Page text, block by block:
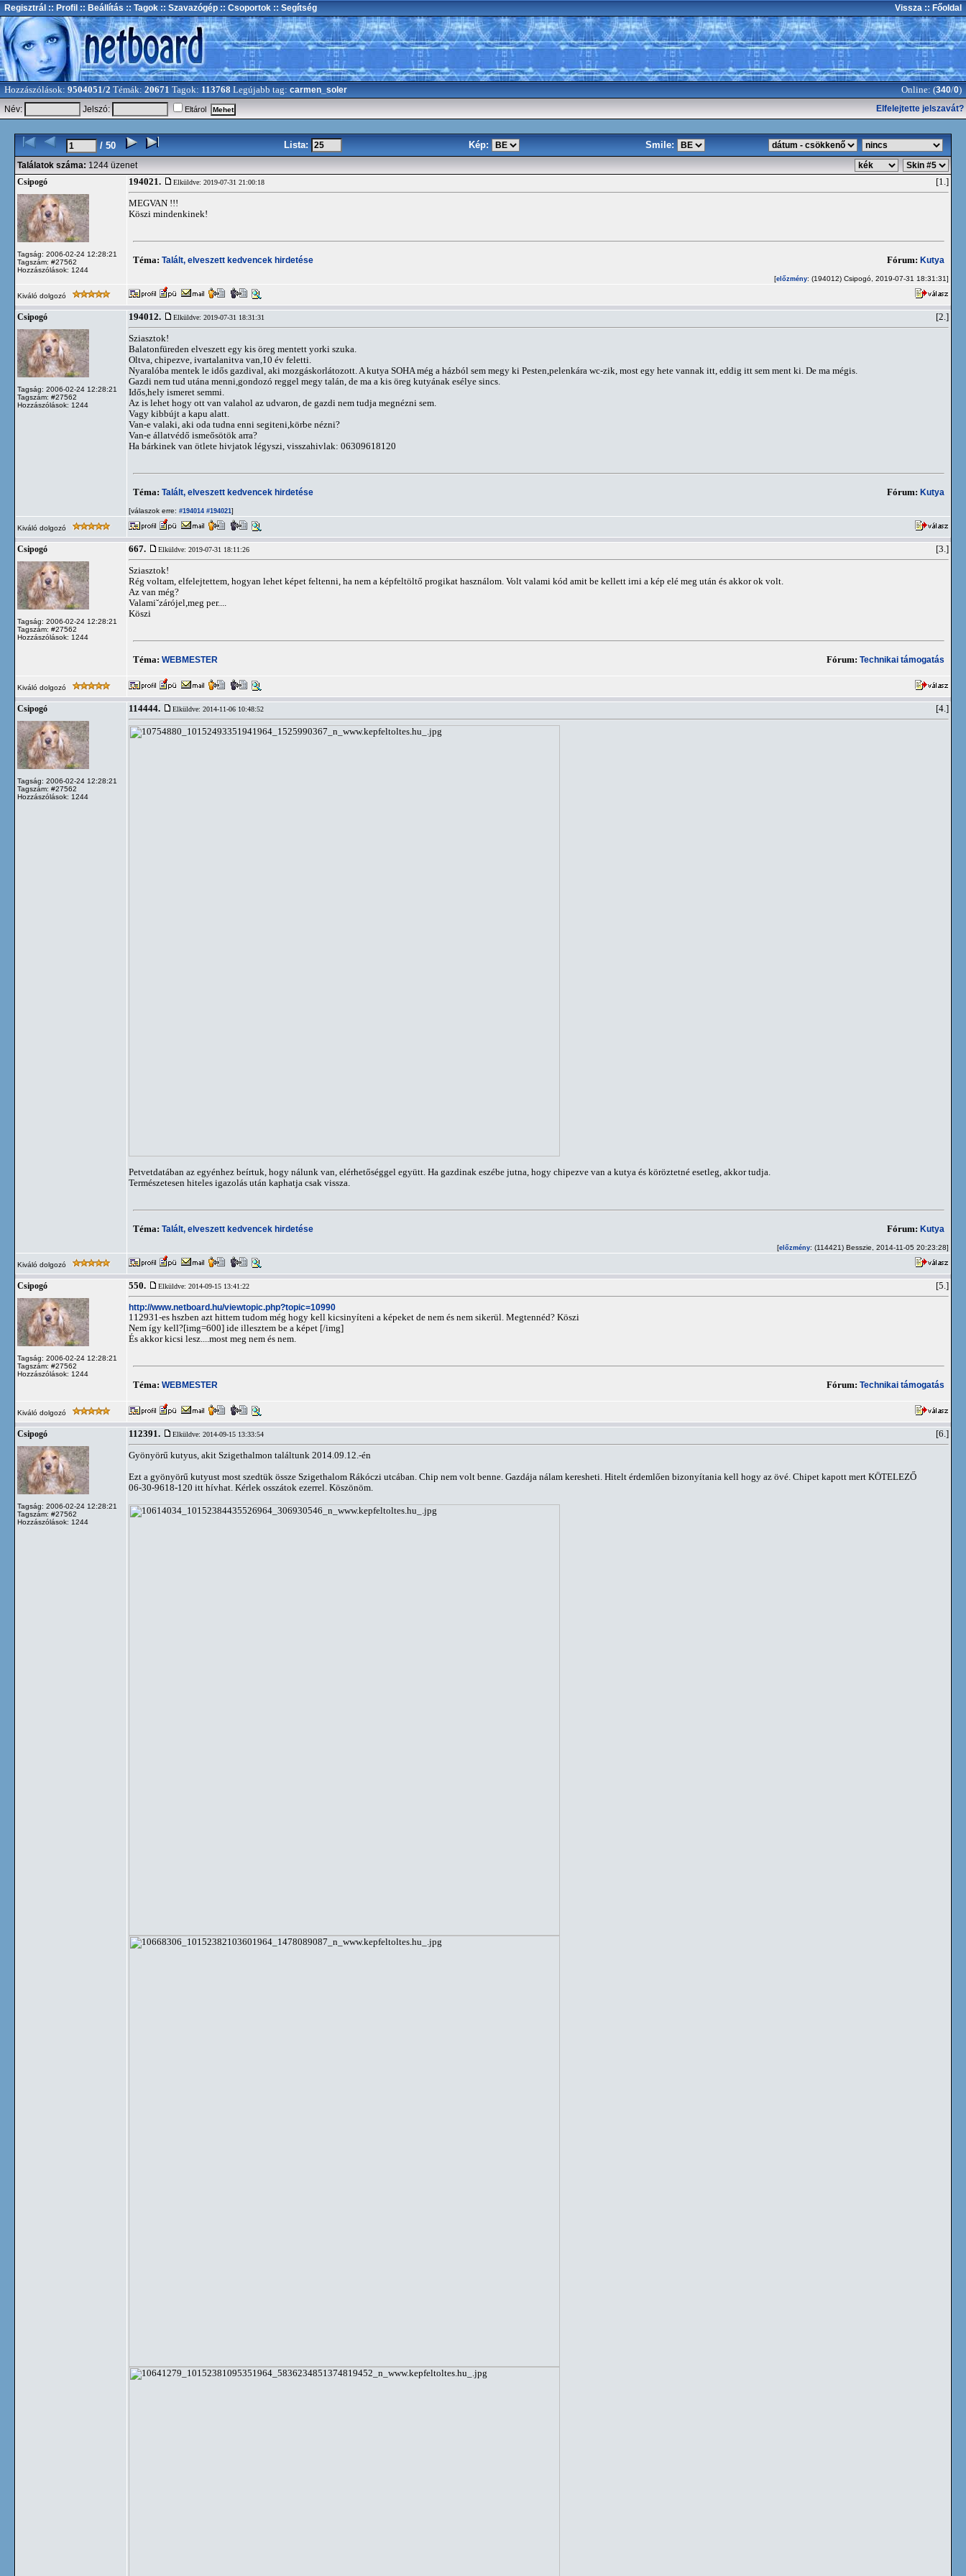
Regisztrál :: Profil :: Beállítás :: Tagok :: Szavazógép :: Csoportok :: Segítség Vissza :: Főoldal
Hozzászólások: 9504051/2 Témák: 20671 Tagok: 113768 Legújabb tag: carmen_soler Online: (340/0)
Név: Jelszó: Eltárol Elfelejtette jelszavát?
/ 50 Lista: Kép: Smile:
Találatok száma: 1244 üzenet
Csipogó
Tagság: 2006-02-24 12:28:21
Tagszám: #27562
Hozzászólások: 1244
194021. Elküldve: 2019-07-31 21:00:18 [1.]
MEGVAN !!!
Köszi mindenkinek!
Téma: Talált, elveszett kedvencek hirdetése Fórum: Kutya
[előzmény: (194012) Csipogó, 2019-07-31 18:31:31]
Kiváló dolgozó
Csipogó
Tagság: 2006-02-24 12:28:21
Tagszám: #27562
Hozzászólások: 1244
194012. Elküldve: 2019-07-31 18:31:31 [2.]
Sziasztok!
Balatonfüreden elveszett egy kis öreg mentett yorki szuka.
Oltva, chipezve, ivartalanitva van,10 év feletti.
Nyaralóba mentek le idős gazdival, aki mozgáskorlátozott. A kutya SOHA még a házból sem megy ki Pesten,pelenkára wc-zik, most egy hete vannak itt, eddig itt sem ment ki. De ma mégis.
Gazdi nem tud utána menni,gondozó reggel megy talán, de ma a kis öreg kutyának esélye sincs.
Idős,hely ismeret semmi.
Az is lehet hogy ott van valahol az udvaron, de gazdi nem tudja megnézni sem.
Vagy kibbújt a kapu alatt.
Van-e valaki, aki oda tudna enni segiteni,körbe nézni?
Van-e állatvédő ismeősötök arra?
Ha bárkinek van ötlete hivjatok légyszi, visszahivlak: 06309618120
Téma: Talált, elveszett kedvencek hirdetése Fórum: Kutya
[válaszok erre: #194014 #194021]
Kiváló dolgozó
Csipogó
Tagság: 2006-02-24 12:28:21
Tagszám: #27562
Hozzászólások: 1244
667. Elküldve: 2019-07-31 18:11:26 [3.]
Sziasztok!
Rég voltam, elfelejtettem, hogyan lehet képet feltenni, ha nem a képfeltöltő progikat használom. Volt valami kód amit be kellett irni a kép elé meg után és akkor ok volt.
Az van még?
Valami˘zárójel,meg per....
Köszi
Téma: WEBMESTER Fórum: Technikai támogatás
Kiváló dolgozó
Csipogó
Tagság: 2006-02-24 12:28:21
Tagszám: #27562
Hozzászólások: 1244
114444. Elküldve: 2014-11-06 10:48:52 [4.]
Petvetdatában az egyénhez beírtuk, hogy nálunk van, elérhetőséggel együtt. Ha gazdinak eszébe jutna, hogy chipezve van a kutya és köröztetné esetleg, akkor tudja.
Természetesen hiteles igazolás után kaphatja csak vissza.
Téma: Talált, elveszett kedvencek hirdetése Fórum: Kutya
[előzmény: (114421) Besszie, 2014-11-05 20:23:28]
Kiváló dolgozó
Csipogó
Tagság: 2006-02-24 12:28:21
Tagszám: #27562
Hozzászólások: 1244
550. Elküldve: 2014-09-15 13:41:22 [5.]
http://www.netboard.hu/viewtopic.php?topic=10990
112931-es hszben azt hittem tudom még hogy kell kicsinyíteni a képeket de nem és nem sikerül. Megtennéd? Köszi
Nem így kell?[img=600] ide illesztem be a képet [/img]
És akkor kicsi lesz....most meg nem és nem.
Téma: WEBMESTER Fórum: Technikai támogatás
Kiváló dolgozó
Csipogó
Tagság: 2006-02-24 12:28:21
Tagszám: #27562
Hozzászólások: 1244
112391. Elküldve: 2014-09-15 13:33:54 [6.]
Gyönyörű kutyus, akit Szigethalmon találtunk 2014.09.12.-én
Ezt a gyönyörű kutyust most szedtük össze Szigethalom Rákóczi utcában. Chip nem volt benne. Gazdája nálam keresheti. Hitelt érdemlően bizonyítania kell hogy az övé. Chipet kapott mert KÖTELEZŐ
06-30-9618-120 itt hívhat. Kérlek osszátok ezerrel. Köszönöm.